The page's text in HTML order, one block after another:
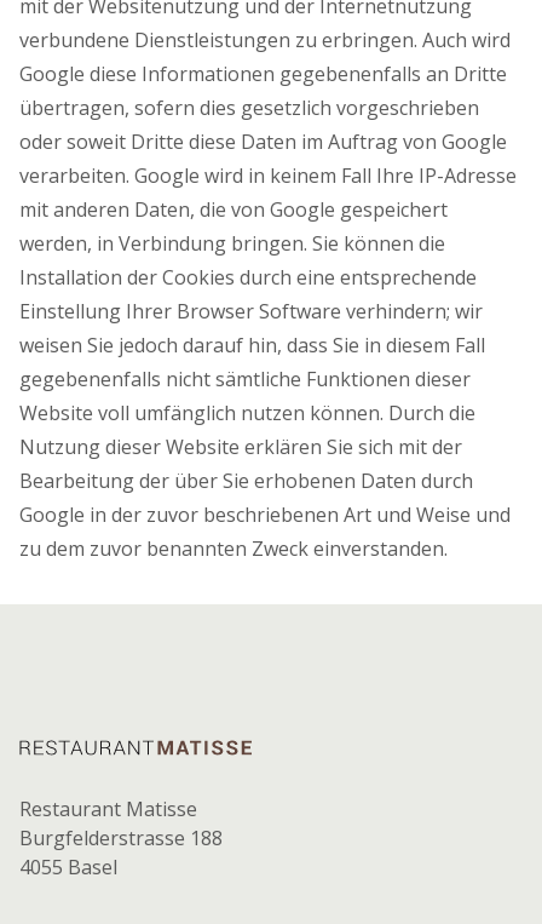
mit der Websitenutzung und der Internetnutzung
verbundene Dienstleistungen zu erbringen. Auch wird
Google diese Informationen gegebenenfalls an Dritte
übertragen, sofern dies gesetzlich vorgeschrieben
oder soweit Dritte diese Daten im Auftrag von Google
verarbeiten. Google wird in keinem Fall Ihre IP-Adresse
mit anderen Daten, die von Google gespeichert
werden, in Verbindung bringen. Sie können die
Installation der Cookies durch eine entsprechende
Einstellung Ihrer Browser Software verhindern; wir
weisen Sie jedoch darauf hin, dass Sie in diesem Fall
gegebenenfalls nicht sämtliche Funktionen dieser
Website voll umfänglich nutzen können. Durch die
Nutzung dieser Website erklären Sie sich mit der
Bearbeitung der über Sie erhobenen Daten durch
Google in der zuvor beschriebenen Art und Weise und
zu dem zuvor benannten Zweck einverstanden.
Restaurant Matisse
Burgfelderstrasse 188
4055 Basel